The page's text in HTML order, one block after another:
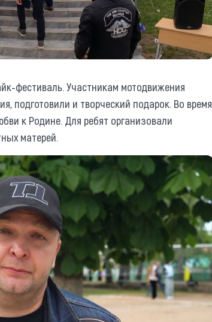
фестиваль. Участникам мотодвижения
подготовили и творческий подарок. Во время
к Родине. Для ребят организовали
матерей.